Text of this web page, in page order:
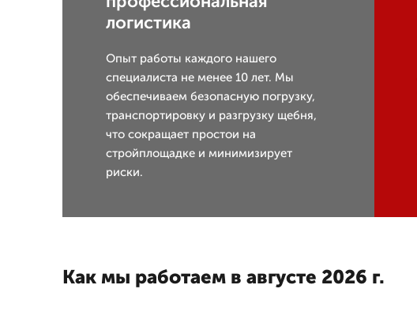
логистика
Опыт работы каждого нашего
специалиста не менее 10 лет. Мы
обеспечиваем безопасную погрузку,
транспортировку и разгрузку щебня,
что сокращает простои на
стройплощадке и минимизирует
риски.
Как мы работаем в августе 2026 г.